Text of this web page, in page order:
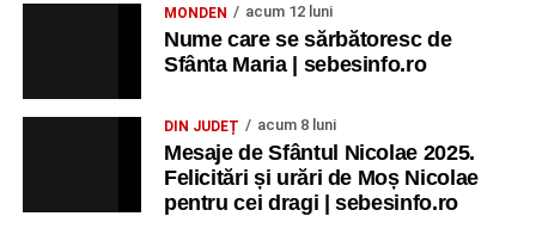
MONDEN acum 12 luni
Nume care se sărbătoresc de
Sfânta Maria | sebesinfo.ro
DIN JUDEȚ acum 8 luni
Mesaje de Sfântul Nicolae 2025.
Felicitări și urări de Moș Nicolae
pentru cei dragi | sebesinfo.ro